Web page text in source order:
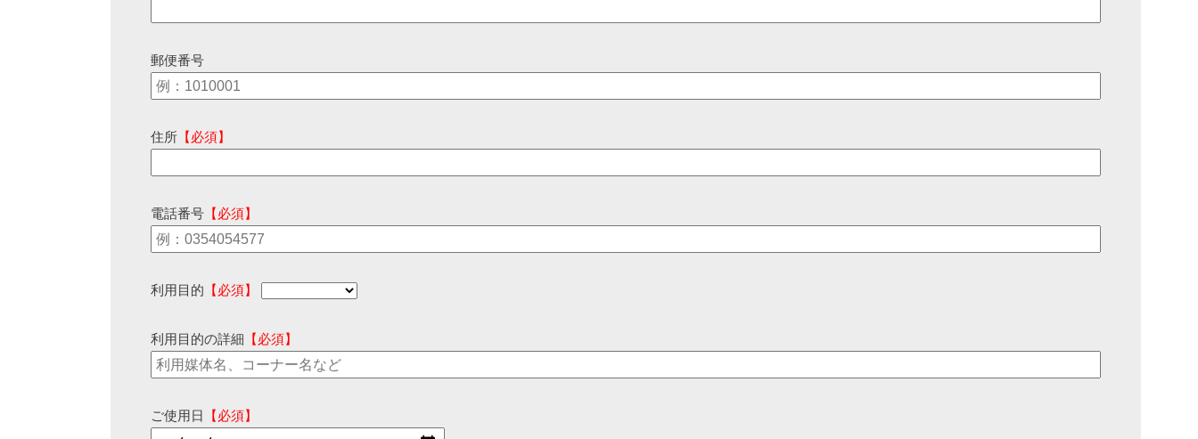
郵便番号
住所 【必須】
電話番号 【必須】
利用目的 【必須】
利用目的の詳細 【必須】
ご使用日 【必須】